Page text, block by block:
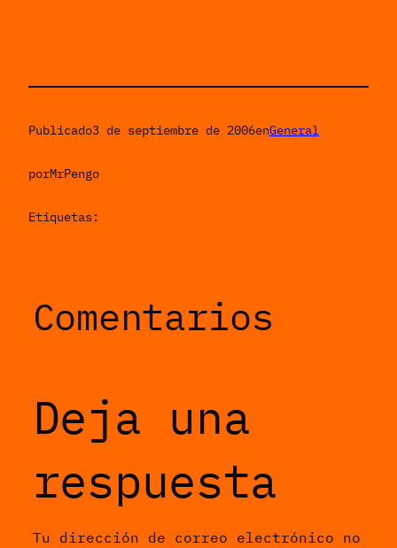
Publicado3 de septiembre de 2006enGeneral
porMrPengo
Etiquetas:
Comentarios
Deja una
respuesta
Tu dirección de correo electrónico no